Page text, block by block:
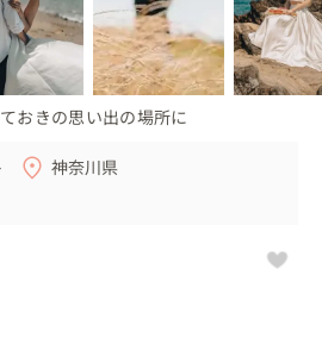
おきの思い出の場所に
神奈川県